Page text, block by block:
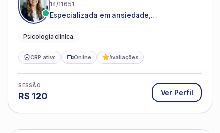
14/11651
Especializada em ansiedade,
Psicologia clinica.
CRP ativo Online Avaliações
SESSÃO
R$ 120 Ver Perfil